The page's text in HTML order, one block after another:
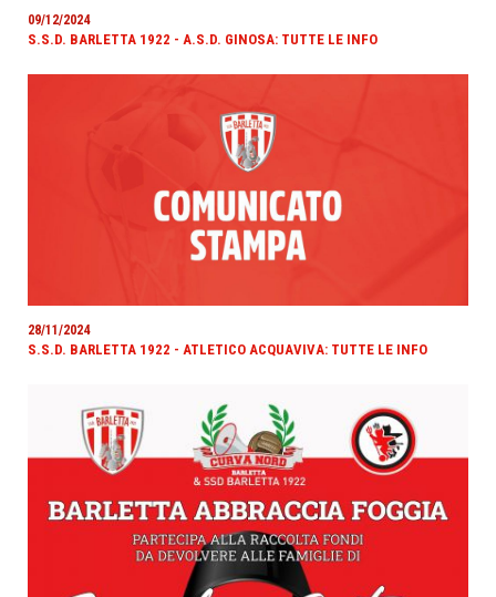
09/12/2024
S.S.D. BARLETTA 1922 - A.S.D. GINOSA: TUTTE LE INFO
28/11/2024
S.S.D. BARLETTA 1922 - ATLETICO ACQUAVIVA: TUTTE LE INFO